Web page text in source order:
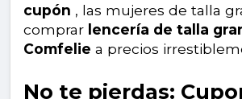
cupón , las mujeres de talla
comprar lencería de talla
Comfelie a precios
No te pierdas: